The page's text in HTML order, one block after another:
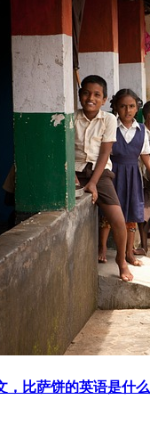
，比萨饼的英语是什么